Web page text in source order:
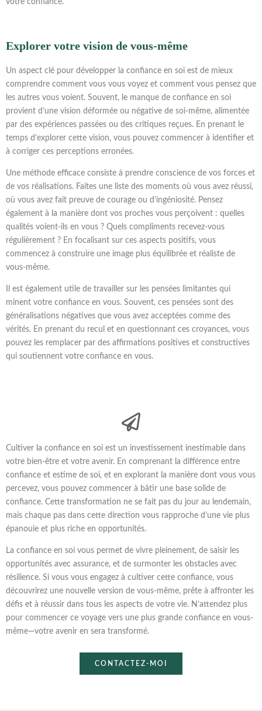
votre confiance.
Explorer votre vision de vous-même
Un aspect clé pour développer la confiance en soi est de mieux
comprendre comment vous vous voyez et comment vous pensez que
les autres vous voient. Souvent, le manque de confiance en soi
provient d’une vision déformée ou négative de soi-même, alimentée
par des expériences passées ou des critiques reçues. En prenant le
temps d’explorer cette vision, vous pouvez commencer à identifier et
à corriger ces perceptions erronées.
Une méthode efficace consiste à prendre conscience de vos forces et
de vos réalisations. Faites une liste des moments où vous avez réussi,
où vous avez fait preuve de courage ou d’ingéniosité. Pensez
également à la manière dont vos proches vous perçoivent : quelles
qualités voient-ils en vous ? Quels compliments recevez-vous
régulièrement ? En focalisant sur ces aspects positifs, vous
commencez à construire une image plus équilibrée et réaliste de
vous-même.
Il est également utile de travailler sur les pensées limitantes qui
minent votre confiance en vous. Souvent, ces pensées sont des
généralisations négatives que vous avez acceptées comme des
vérités. En prenant du recul et en questionnant ces croyances, vous
pouvez les remplacer par des affirmations positives et constructives
qui soutiennent votre confiance en vous.
Cultiver la confiance en soi est un investissement inestimable dans
votre bien-être et votre avenir. En comprenant la différence entre
confiance et estime de soi, et en explorant la manière dont vous vous
percevez, vous pouvez commencer à bâtir une base solide de
confiance. Cette transformation ne se fait pas du jour au lendemain,
mais chaque pas dans cette direction vous rapproche d’une vie plus
épanouie et plus riche en opportunités.
La confiance en soi vous permet de vivre pleinement, de saisir les
opportunités avec assurance, et de surmonter les obstacles avec
résilience. Si vous vous engagez à cultiver cette confiance, vous
découvrirez une nouvelle version de vous-même, prête à affronter les
défis et à réussir dans tous les aspects de votre vie. N’attendez plus
pour commencer ce voyage vers une plus grande confiance en vous-
même—votre avenir en sera transformé.
CONTACTEZ-MOI